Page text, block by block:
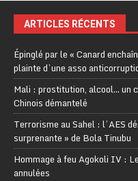
ARTICLES RÉCENTS
Épinglé par le « Canard
plainte d’une asso
Mali : prostitution, alcool… un
Chinois démantelé
Terrorisme au Sahel : l’AES
surprenante » de Bola Tinubu
Hommage à feu Agokoli IV :
annulées